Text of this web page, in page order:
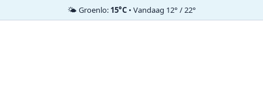
🌤️ Groenlo: 15°C• Vandaag 12° / 22°